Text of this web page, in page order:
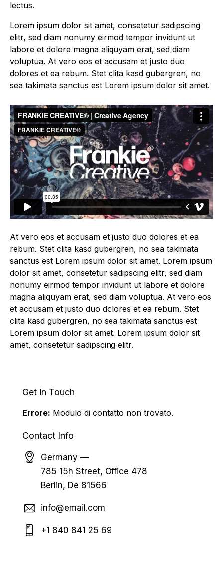
lectus.
Lorem ipsum dolor sit amet, consetetur sadipscing
elitr, sed diam nonumy eirmod tempor invidunt ut
labore et dolore magna aliquyam erat, sed diam
voluptua. At vero eos et accusam et justo duo
dolores et ea rebum. Stet clita kasd gubergren, no
sea takimata sanctus est Lorem ipsum dolor sit amet.
At vero eos et accusam et justo duo dolores et ea
rebum. Stet clita kasd gubergren, no sea takimata
sanctus est Lorem ipsum dolor sit amet. Lorem ipsum
dolor sit amet, consetetur sadipscing elitr, sed diam
nonumy eirmod tempor invidunt ut labore et dolore
magna aliquyam erat, sed diam voluptua. At vero eos
et accusam et justo duo dolores et ea rebum. Stet
clita kasd gubergren, no sea takimata sanctus est
Lorem ipsum dolor sit amet. Lorem ipsum dolor sit
amet, consetetur sadipscing elitr.
Get in Touch
Errore: Modulo di contatto non trovato.
Contact Info
Germany —
785 15h Street, Office 478
Berlin, De 81566
info@email.com
+1 840 841 25 69